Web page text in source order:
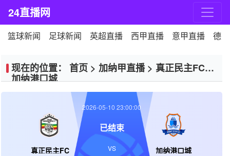
24直播网
篮球新闻 足球新闻 英超直播 西甲直播 意甲直播 德
现在的位置： 首页 > 加纳甲直播> 真正民主FCVS
加纳港口城
真正民主FC 加纳港口城
2026-05-10 23:00:00
已结束
VS